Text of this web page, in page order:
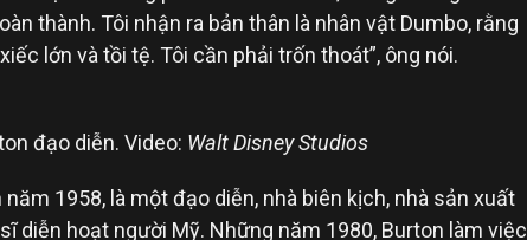
thành. Tôi nhận ra bản thân là nhân vật Dumbo, rằng
lớn và tồi tệ. Tôi cần phải trốn thoát”, ông nói.
đạo diễn. Video: Walt Disney Studios
năm 1958, là một đạo diễn, nhà biên kịch, nhà sản xuất
diễn hoạt người Mỹ. Những năm 1980, Burton làm việc